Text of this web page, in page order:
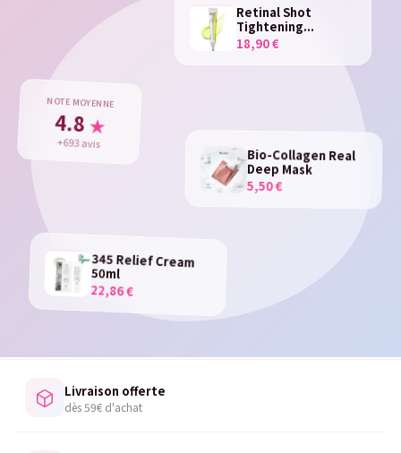
Retinal Shot
Tightening...
18,90 €
345 Relief Cream
50ml
22,86 €
Bio-Collagen Real
Deep Mask
5,50 €
NOTE MOYENNE
4.8 ★
+693 avis
Livraison offerte
dès 59€ d'achat